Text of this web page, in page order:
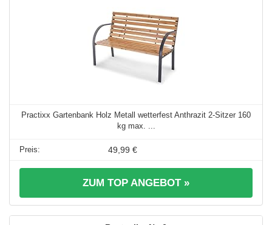
Practixx Gartenbank Holz Metall wetterfest Anthrazit 2-Sitzer 160
kg max. ...
49,99 €
ZUM TOP ANGEBOT »